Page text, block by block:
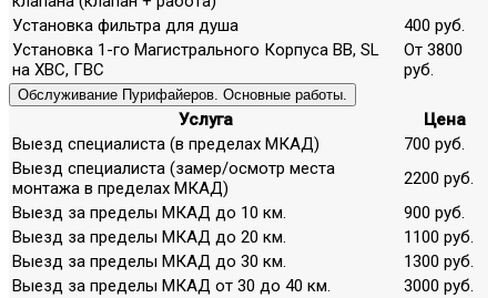
Установка фильтра для душа
400 руб.
Установка 1-го Магистрального Корпуса ВВ, SL
на ХВС, ГВС
От 3800
руб.
Обслуживание Пурифайеров. Основные работы.
Услуга
Цена
Выезд специалиста (в пределах МКАД)
700 руб.
Выезд специалиста (замер/осмотр места
монтажа в пределах МКАД)
2200 руб.
Выезд за пределы МКАД до 10 км.
900 руб.
Выезд за пределы МКАД до 20 км.
1100 руб.
Выезд за пределы МКАД до 30 км.
1300 руб.
Выезд за пределы МКАД от 30 до 40 км.
3000 руб.